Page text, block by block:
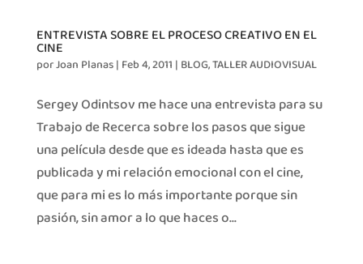
ENTREVISTA SOBRE EL PROCESO CREATIVO EN EL
CINE
porJoan Planas| Feb 4, 2011 | BLOG,TALLER AUDIOVISUAL
Sergey Odintsov me hace una entrevista para su
Trabajo de Recerca sobre los pasos que sigue
una película desde que es ideada hasta que es
publicada y mi relación emocional con el cine,
que para mi es lo más importante porque sin
pasión, sin amor a lo que haces o...